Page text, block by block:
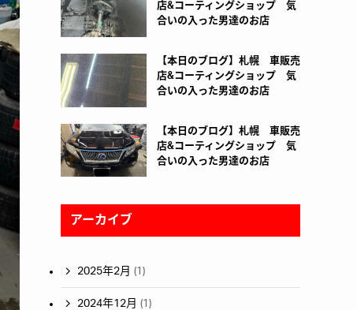
店&コーティングショップ 気
合いの入った男達のお店
【本日のブログ】札幌 車販売
店&コーティングショップ 気
合いの入った男達のお店
【本日のブログ】札幌 車販売
店&コーティングショップ 気
合いの入った男達のお店
アーカイブ
2025年2月 (1)
2024年12月 (1)